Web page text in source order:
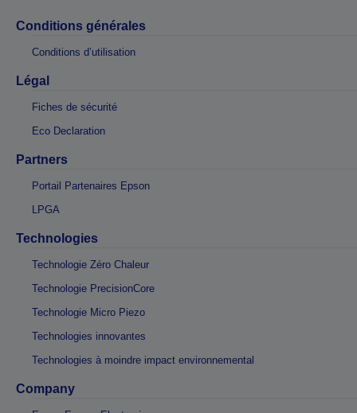
Conditions générales
Conditions d’utilisation
Légal
Fiches de sécurité
Eco Declaration
Partners
Portail Partenaires Epson
LPGA
Technologies
Technologie Zéro Chaleur
Technologie PrecisionCore
Technologie Micro Piezo
Technologies innovantes
Technologies à moindre impact environnemental
Company